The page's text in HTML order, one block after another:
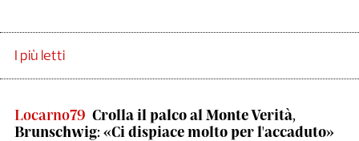
I più letti
Locarno79 Crolla il palco al Monte Verità,
Brunschwig: «Ci dispiace molto per l'accaduto»